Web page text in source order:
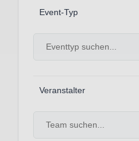
Event-Typ
Veranstalter